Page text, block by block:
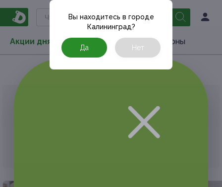
Акции дня Товары Туризм РестоКупоны
Вы находитесь в городе
Калининград?
Да Нет
К сожалению, выгодные акции быстро
Но у Frendi есть предложения, которые